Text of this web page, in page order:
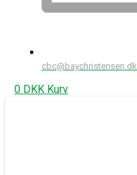
cbc@baychristensen.dk
0 DKK Kurv